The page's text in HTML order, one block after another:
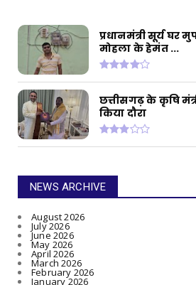
प्रधानमंत्री सूर्य घर
मोहला के हेमंत ...
छत्तीसगढ़ के कृषि
किया दौरा
NEWS ARCHIVE
August 2026
July 2026
June 2026
May 2026
April 2026
March 2026
February 2026
January 2026